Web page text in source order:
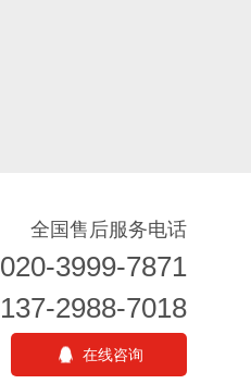
全国售后服务电话
020-3999-7871
137-2988-7018
在线咨询